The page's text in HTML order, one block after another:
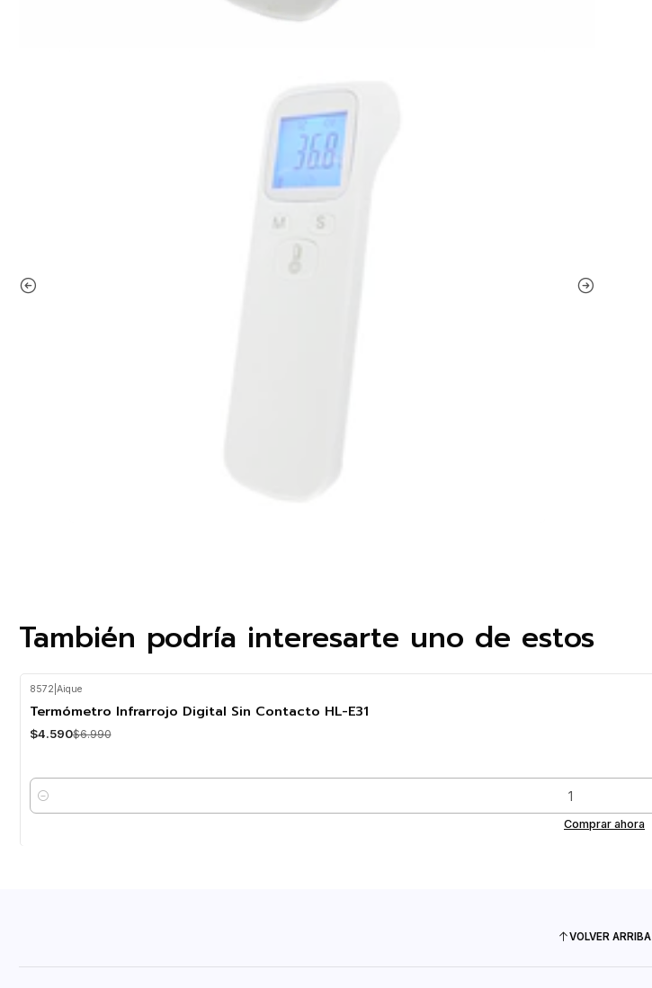
También podría interesarte uno de estos
-34%
8572 Aique
Termómetro Infrarrojo Digital Sin Contacto HL-E31
$4.590$6.990
Cantidad
Comprar ahora
VOLVER ARRIBA